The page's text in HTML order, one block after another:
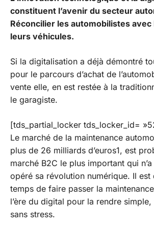
constituent l’avenir du secteur
Réconcilier les automobilistes avec
leurs véhicules.
Si la digitalisation a déjà démontré
pour le parcours d’achat de
vente elle, en est restée à la
le garagiste.
[tds_partial_locker tds_locker_id=
Le marché de la maintenance
plus de 26 milliards d’euros1, est
marché B2C le plus important qui
opéré sa révolution numérique. Il est
temps de faire passer la
l’ère du digital pour la rendre
sans stress.